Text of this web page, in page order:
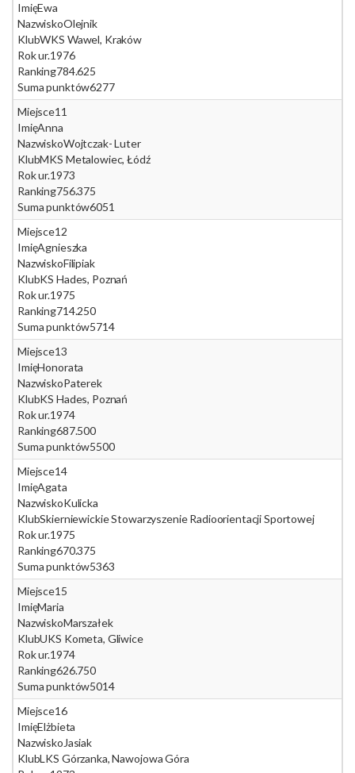
ImięEwa
NazwiskoOlejnik
KlubWKS Wawel, Kraków
Rok ur.1976
Ranking784.625
Suma punktów6277
Miejsce11
ImięAnna
NazwiskoWojtczak- Luter
KlubMKS Metalowiec, Łódź
Rok ur.1973
Ranking756.375
Suma punktów6051
Miejsce12
ImięAgnieszka
NazwiskoFilipiak
KlubKS Hades, Poznań
Rok ur.1975
Ranking714.250
Suma punktów5714
Miejsce13
ImięHonorata
NazwiskoPaterek
KlubKS Hades, Poznań
Rok ur.1974
Ranking687.500
Suma punktów5500
Miejsce14
ImięAgata
NazwiskoKulicka
KlubSkierniewickie Stowarzyszenie Radioorientacji Sportowej
Rok ur.1975
Ranking670.375
Suma punktów5363
Miejsce15
ImięMaria
NazwiskoMarszałek
KlubUKS Kometa, Gliwice
Rok ur.1974
Ranking626.750
Suma punktów5014
Miejsce16
ImięElżbieta
Nazwisko Jasiak
KlubLKS Górzanka, Nawojowa Góra